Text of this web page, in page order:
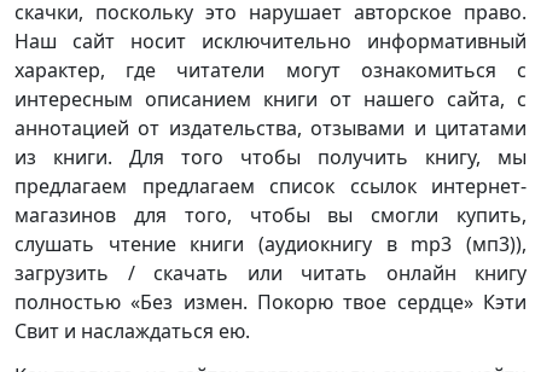
скачки, поскольку это нарушает авторское право.
Наш сайт носит исключительно информативный
характер, где читатели могут ознакомиться с
интересным описанием книги от нашего сайта, с
аннотацией от издательства, отзывами и цитатами
из книги. Для того чтобы получить книгу, мы
предлагаем предлагаем список ссылок интернет-
магазинов для того, чтобы вы смогли купить,
слушать чтение книги (аудиокнигу в mp3 (мп3)),
загрузить / скачать или читать онлайн книгу
полностью «Без измен. Покорю твое сердце» Кэти
Свит и наслаждаться ею.